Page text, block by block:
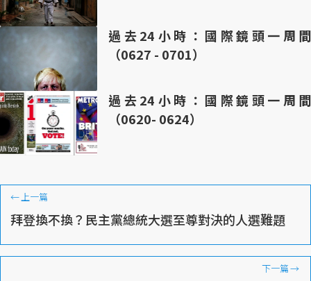
過去24小時：國際鏡頭一周間
（0627 - 0701）
過去24小時：國際鏡頭一周間
（0620- 0624）
←上一篇
拜登換不換？民主黨總統大選至尊對決的人選難題
下一篇→